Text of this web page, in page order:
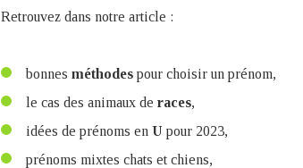
Retrouvez dans notre article :
bonnes méthodes pour choisir un prénom,
le cas des animaux de races,
idées de prénoms en U pour 2023,
prénoms mixtes chats et chiens,